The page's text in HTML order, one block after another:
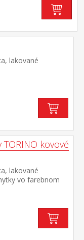
lakované
TORINO kovové
lakované
vo farebnom
tri police, dve